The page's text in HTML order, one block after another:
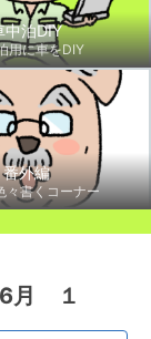
中泊DIY
用に車をDIY
番外編
々書くコーナー
月 １